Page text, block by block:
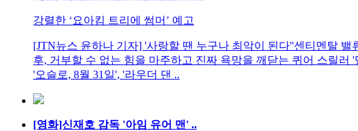
강렬한 ‘요아킴 트리에 썸머’ 예고
[JTN뉴스 윤하나 기자] '사랑할 땐 누구나 최악이 된다''센티멘탈
후, 거부할 수 없는 힘을 마주하고 진짜 욕망을 깨닫는 퀴어 스릴러
'오슬로, 8월 31일', '라우더 댄 ..
[영화]신재호 감독 '아임 유어 맨' ..